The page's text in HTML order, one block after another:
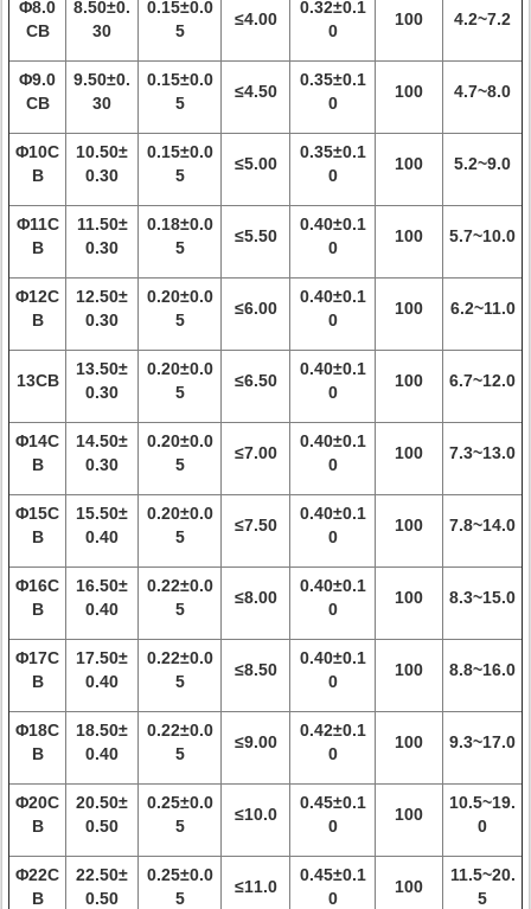
Φ8.0
CB
8.50±0.
30
0.15±0.0
5
≤4.00
0.32±0.1
0
100 4.2~7.2
Φ9.0
CB
9.50±0.
30
0.15±0.0
5
≤4.50
0.35±0.1
0
100 4.7~8.0
Φ10C
B
10.50±
0.30
0.15±0.0
5
≤5.00
0.35±0.1
0
100 5.2~9.0
Φ11C
B
11.50±
0.30
0.18±0.0
5
≤5.50
0.40±0.1
0
100 5.7~10.0
Φ12C
B
12.50±
0.30
0.20±0.0
5
≤6.00
0.40±0.1
0
100 6.2~11.0
13CB
13.50±
0.30
0.20±0.0
5
≤6.50
0.40±0.1
0
100 6.7~12.0
Φ14C
B
14.50±
0.30
0.20±0.0
5
≤7.00
0.40±0.1
0
100 7.3~13.0
Φ15C
B
15.50±
0.40
0.20±0.0
5
≤7.50
0.40±0.1
0
100 7.8~14.0
Φ16C
B
16.50±
0.40
0.22±0.0
5
≤8.00
0.40±0.1
0
100 8.3~15.0
Φ17C
B
17.50±
0.40
0.22±0.0
5
≤8.50
0.40±0.1
0
100 8.8~16.0
Φ18C
B
18.50±
0.40
0.22±0.0
5
≤9.00
0.42±0.1
0
100 9.3~17.0
Φ20C
B
20.50±
0.50
0.25±0.0
5
≤10.0
0.45±0.1
0
100
10.5~19.
0
Φ22C
B
22.50±
0.50
0.25±0.0
5
≤11.0
0.45±0.1
0
100
11.5~20.
5